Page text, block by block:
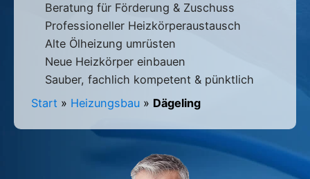
Beratung für Förderung & Zuschuss
Professioneller Heizkörperaustausch
Alte Ölheizung umrüsten
Neue Heizkörper einbauen
Sauber, fachlich kompetent & pünktlich
Start » Heizungsbau » Dägeling